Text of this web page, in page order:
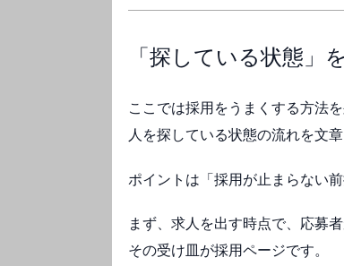
「探している状態」
ここでは採用をうまくする方法
人を探している状態の流れを文
ポイントは「採用が止まらない
まず、求人を出す時点で、応募
その受け皿が採用ページです。